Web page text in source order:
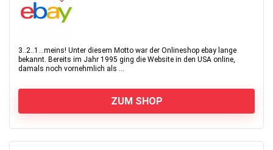
3..2..1...meins! Unter diesem Motto war der Onlineshop ebay lange
bekannt. Bereits im Jahr 1995 ging die Website in den USA online,
damals noch vornehmlich als ...
ZUM SHOP